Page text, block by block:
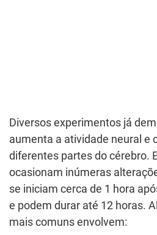
Diversos experimentos já
aumenta a atividade neural e
diferentes partes do cérebro.
ocasionam inúmeras
se iniciam cerca de 1 hora
e podem durar até 12 horas.
mais comuns envolvem: